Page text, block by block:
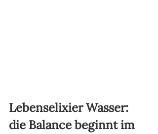
Lebenselixier Wasser:
die Balance beginnt im